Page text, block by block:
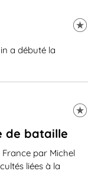
a débuté la
de bataille
France par Michel
liées à la